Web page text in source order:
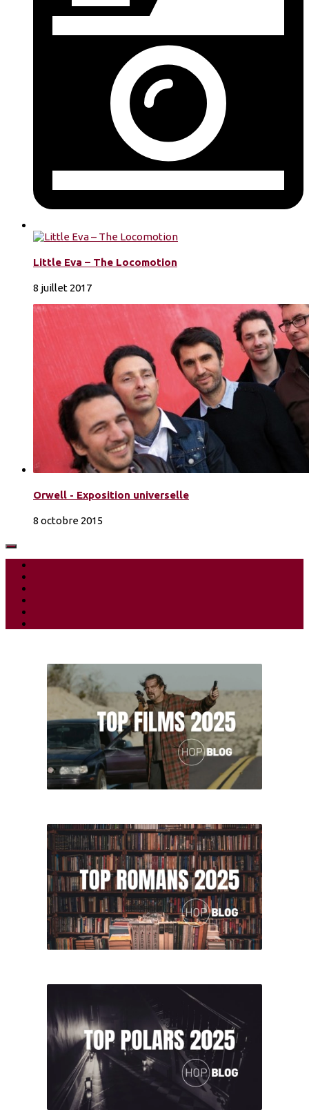
Little Eva – The Locomotion
8 juillet 2017
Orwell - Exposition universelle
8 octobre 2015